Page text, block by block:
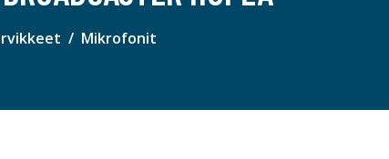
Mikrofonit